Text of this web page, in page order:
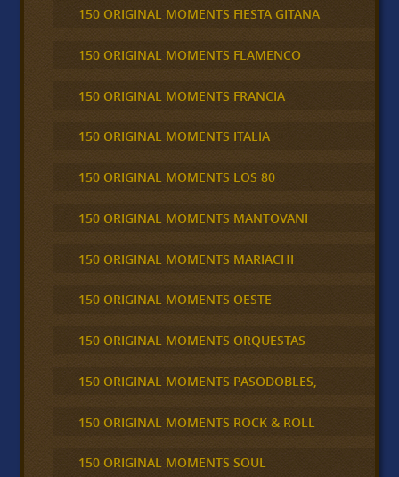
150 ORIGINAL MOMENTS FIESTA GITANA
150 ORIGINAL MOMENTS FLAMENCO
150 ORIGINAL MOMENTS FRANCIA
150 ORIGINAL MOMENTS ITALIA
150 ORIGINAL MOMENTS LOS 80
150 ORIGINAL MOMENTS MANTOVANI
150 ORIGINAL MOMENTS MARIACHI
150 ORIGINAL MOMENTS OESTE
150 ORIGINAL MOMENTS ORQUESTAS
150 ORIGINAL MOMENTS PASODOBLES,
150 ORIGINAL MOMENTS ROCK & ROLL
150 ORIGINAL MOMENTS SOUL